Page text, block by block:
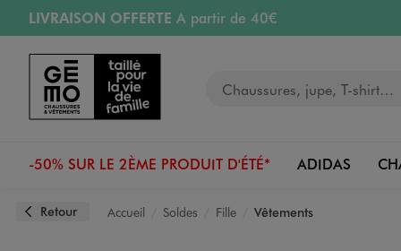
Aller au contenu principal
Aller à la navigation
LIVRAISON OFFERTE A partir de 40€
RETRAIT ET LIVRAISON OFFERTE
PAYEZ EN 3x SANS FRAIS
dès 50€
Retours OFFERTSpendant 30 jours
-50% SUR LE 2ÈME PRODUIT D'ÉTÉ* ADIDAS
Retour Accueil Soldes Fille Vêtements